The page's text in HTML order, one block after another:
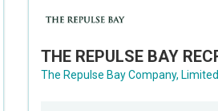
The Repulse Bay Company, Limited